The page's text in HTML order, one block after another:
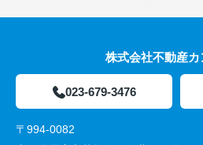
株式会社不動産カ
023-679-3476
〒994-0082